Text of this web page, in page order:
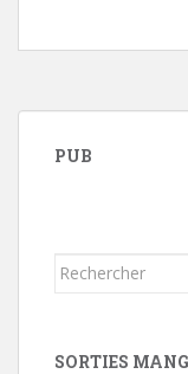
PUB
Rechercher...
SORTIES